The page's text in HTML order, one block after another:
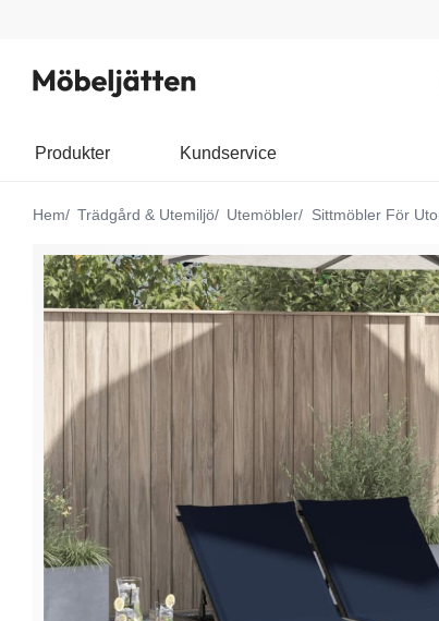
Produkter Kundservice
Hem Trädgård & Utemiljö Utemöbler Sittmöbler För